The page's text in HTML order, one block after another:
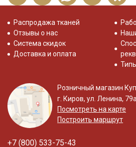
Распродажа тканей
Отзывы о нас
Система скидок
Доставка и оплата
Розничный магазин
г. Киров, ул. Ленина,
Посмотреть на карте
Построить маршрут
+7 (800) 533-75-43